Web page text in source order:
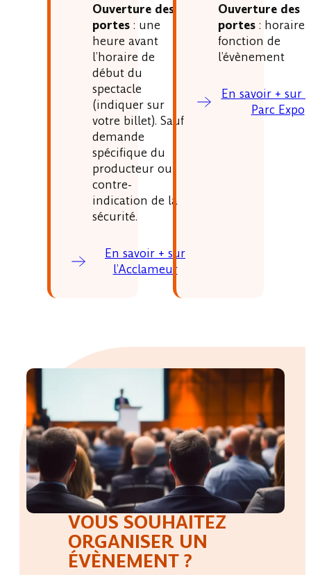
Ouverture des
portes : une
heure avant
l’horaire de
début du
spectacle
(indiquer sur
votre billet). Sauf
demande
spécifique du
producteur ou
contre-
indication de la
sécurité.
En savoir + sur
l’Acclameur
Ouverture des
portes : horaire
fonction de
l’évènement
En savoir + sur
Parc Expo
VOUS SOUHAITEZ
ORGANISER UN
ÉVÈNEMENT ?